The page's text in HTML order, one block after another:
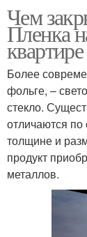
Чем
Пленка
квартире
Более
фольге, –
стекло.
отличаются по
толщине и
продукт
металлов.